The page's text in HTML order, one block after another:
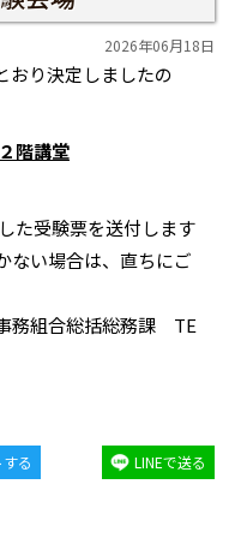
2026年06月18日
おり決定しましたの
階講堂
た受験票を送付します
ない場合は、直ちにご
務組合総括総務課 TE
る LINEで送る